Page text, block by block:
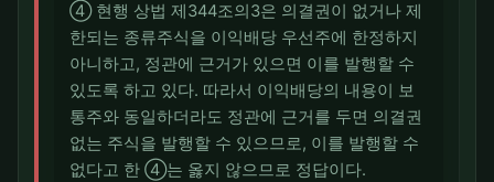
④ 현행 상법 제344조의3은 의결권이 없거나 제
한되는 종류주식을 이익배당 우선주에 한정하지
아니하고, 정관에 근거가 있으면 이를 발행할 수
있도록 하고 있다. 따라서 이익배당의 내용이 보
통주와 동일하더라도 정관에 근거를 두면 의결권
없는 주식을 발행할 수 있으므로, 이를 발행할 수
없다고 한 ④는 옳지 않으므로 정답이다.